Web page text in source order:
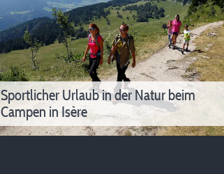
Sportlicher Urlaub in der Natur beim
Campen in Isère